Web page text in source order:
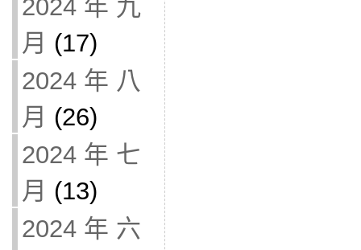
2024 年 九
月 (17)
2024 年 八
月 (26)
2024 年 七
月 (13)
2024 年 六